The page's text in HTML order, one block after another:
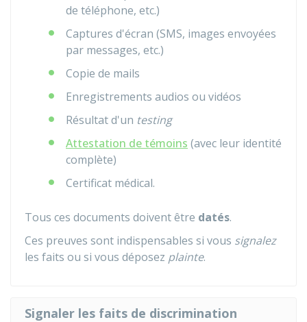
de téléphone, etc.)
Captures d'écran (SMS, images envoyées
par messages, etc.)
Copie de mails
Enregistrements audios ou vidéos
Résultat d'un testing
Attestation de témoins (avec leur identité
complète)
Certificat médical.
Tous ces documents doivent être datés.
Ces preuves sont indispensables si vous signalez
les faits ou si vous déposez plainte.
Signaler les faits de discrimination